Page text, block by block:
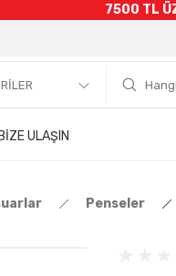
7500 TL
BİZE ULAŞIN
Penseler